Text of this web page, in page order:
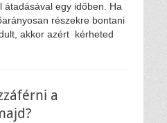
átadásával egy időben. Ha
részekre bontani
akkor azért kérheted
a